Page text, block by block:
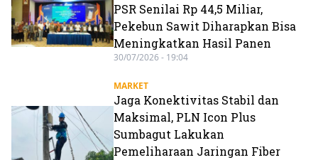
PSR Senilai Rp 44,5 Miliar,
Pekebun Sawit Diharapkan Bisa
Meningkatkan Hasil Panen
30/07/2026 - 19:04
MARKET
Jaga Konektivitas Stabil dan
Maksimal, PLN Icon Plus
Sumbagut Lakukan
Pemeliharaan Jaringan Fiber